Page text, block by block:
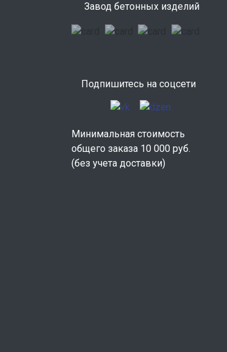
Завод бетонных изделий
Подпишитесь на соцсети
Минимальная стоимость
общего заказа 10 000 руб.
(без учета доставки)